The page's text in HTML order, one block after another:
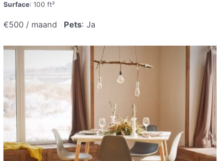
Surface: 100 ft²
€500 / maand Pets: Ja